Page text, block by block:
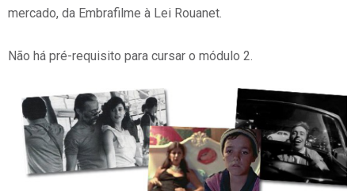
mercado, da Embrafilme à Lei Rouanet.
Não há pré-requisito para cursar o módulo 2.